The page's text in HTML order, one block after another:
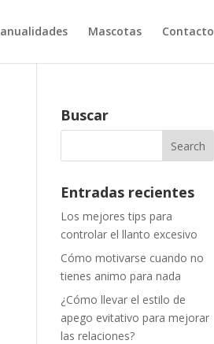
Mascotas Contacto
Buscar
Entradas recientes
Los mejores tips para
controlar el llanto excesivo
Cómo motivarse cuando no
tienes animo para nada
¿Cómo llevar el estilo de
apego evitativo para mejorar
las relaciones?